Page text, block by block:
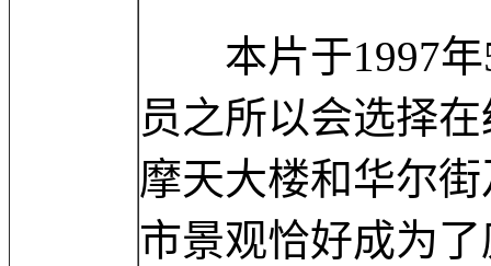
本片于1997年5
员之所以会选择
摩天大楼和华尔
市景观恰好成为